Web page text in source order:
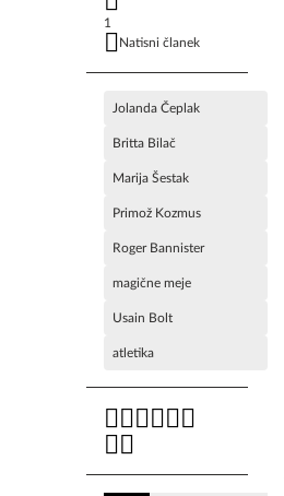
1
Natisni članek
Jolanda Čeplak
Britta Bilač
Marija Šestak
Primož Kozmus
Roger Bannister
magične meje
Usain Bolt
atletika